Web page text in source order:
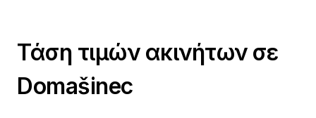
Τάση τιμών ακινήτων σε
Domašinec